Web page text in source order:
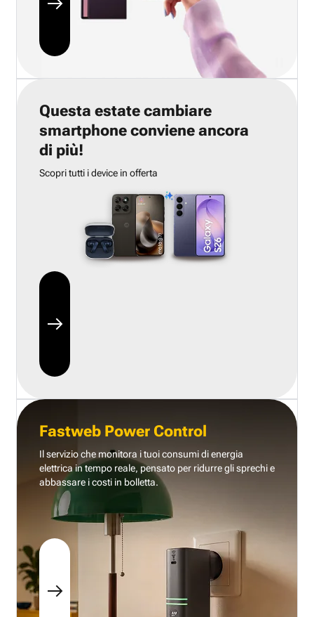
Questa estate cambiare
smartphone conviene ancora
di più!
Scopri tutti i device in offerta
Fastweb Power Control
Il servizio che monitora i tuoi consumi di energia
elettrica in tempo reale, pensato per ridurre gli sprechi e
abbassare i costi in bolletta.